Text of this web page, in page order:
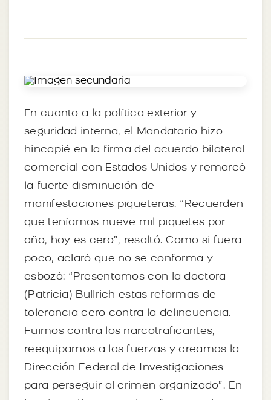
En cuanto a la política exterior y
seguridad interna, el Mandatario hizo
hincapié en la firma del acuerdo bilateral
comercial con Estados Unidos y remarcó
la fuerte disminución de
manifestaciones piqueteras. “Recuerden
que teníamos nueve mil piquetes por
año, hoy es cero”, resaltó. Como si fuera
poco, aclaró que no se conforma y
esbozó: “Presentamos con la doctora
(Patricia) Bullrich estas reformas de
tolerancia cero contra la delincuencia.
Fuimos contra los narcotraficantes,
reequipamos a las fuerzas y creamos la
Dirección Federal de Investigaciones
para perseguir al crimen organizado”. En